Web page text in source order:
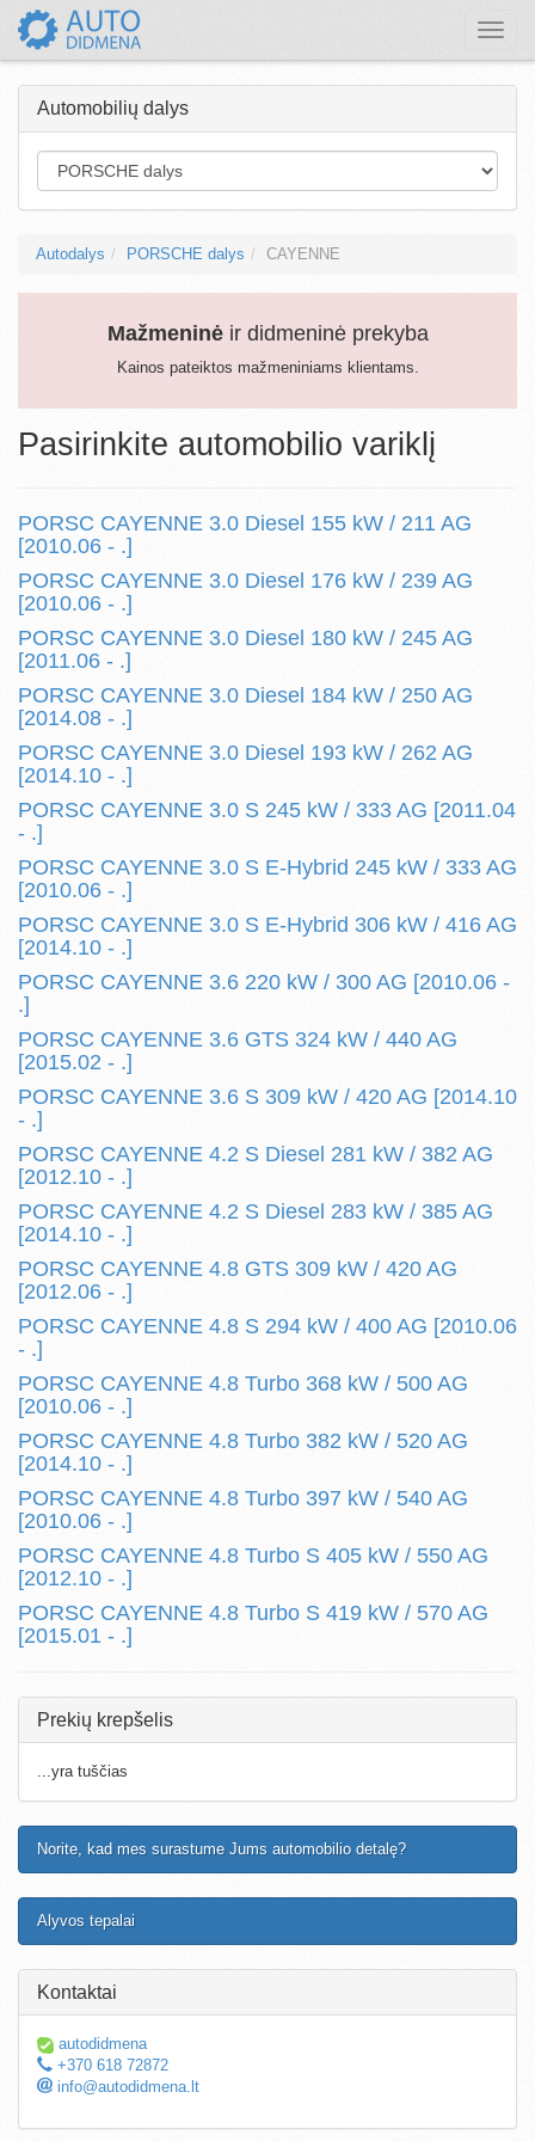
Toggle
Automobilių dalys
Autodalys PORSCHE dalys CAYENNE
Mažmeninėir didmeninė prekyba
Kainos pateiktos mažmeniniams klientams.
Pasirinkite automobilio variklį
PORSC CAYENNE 3.0 Diesel 155 kW / 211 AG
[2010.06 - .]
PORSC CAYENNE 3.0 Diesel 176 kW / 239 AG
[2010.06 - .]
PORSC CAYENNE 3.0 Diesel 180 kW / 245 AG
[2011.06 - .]
PORSC CAYENNE 3.0 Diesel 184 kW / 250 AG
[2014.08 - .]
PORSC CAYENNE 3.0 Diesel 193 kW / 262 AG
[2014.10 - .]
PORSC CAYENNE 3.0 S 245 kW / 333 AG [2011.04
- .]
PORSC CAYENNE 3.0 S E-Hybrid 245 kW / 333 AG
[2010.06 - .]
PORSC CAYENNE 3.0 S E-Hybrid 306 kW / 416 AG
[2014.10 - .]
PORSC CAYENNE 3.6 220 kW / 300 AG [2010.06 -
.]
PORSC CAYENNE 3.6 GTS 324 kW / 440 AG
[2015.02 - .]
PORSC CAYENNE 3.6 S 309 kW / 420 AG [2014.10
- .]
PORSC CAYENNE 4.2 S Diesel 281 kW / 382 AG
[2012.10 - .]
PORSC CAYENNE 4.2 S Diesel 283 kW / 385 AG
[2014.10 - .]
PORSC CAYENNE 4.8 GTS 309 kW / 420 AG
[2012.06 - .]
PORSC CAYENNE 4.8 S 294 kW / 400 AG [2010.06
- .]
PORSC CAYENNE 4.8 Turbo 368 kW / 500 AG
[2010.06 - .]
PORSC CAYENNE 4.8 Turbo 382 kW / 520 AG
[2014.10 - .]
PORSC CAYENNE 4.8 Turbo 397 kW / 540 AG
[2010.06 - .]
PORSC CAYENNE 4.8 Turbo S 405 kW / 550 AG
[2012.10 - .]
PORSC CAYENNE 4.8 Turbo S 419 kW / 570 AG
[2015.01 - .]
Prekių krepšelis
...yra tuščias
Norite, kad mes surastume Jums automobilio detalę?
Alyvos tepalai
Kontaktai
autodidmena
+370 618 72872
info@autodidmena.lt